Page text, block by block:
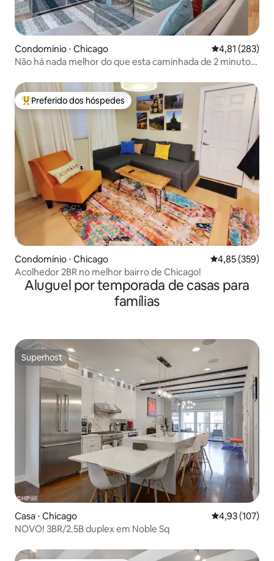
Condomínio ⋅ Chicago 4,81 de uma
4,81 (283)
Não há nada melhor do que esta caminhada de 2 minutos
Entre os melhores preferidos dos hóspedes
Preferido dos hóspedes
Condomínio ⋅ Chicago 4,85 de uma
4,85 (359)
Acolhedor 2BR no melhor bairro de Chicago!
Aluguel por temporada de casas para
famílias
Superhost
Superhost
Casa ⋅ Chicago 4,93 de uma
4,93 (107)
NOVO! 3BR/2.5B duplex em Noble Sq